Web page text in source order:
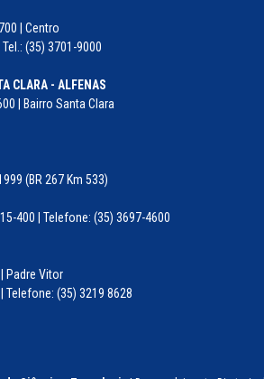
| Centro
(35) 3701-9000
CLARA - ALFENAS
| Bairro Santa Clara
(BR 267 Km 533)
400 | Telefone: (35) 3697-4600
Padre Vitor
Telefone: (35) 3219 8628